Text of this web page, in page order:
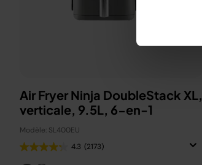
Air Fryer Ninja DoubleStack XL,
verticale, 9.5L, 6-en-1
Modèle: SL400EU
4.3 (2173)